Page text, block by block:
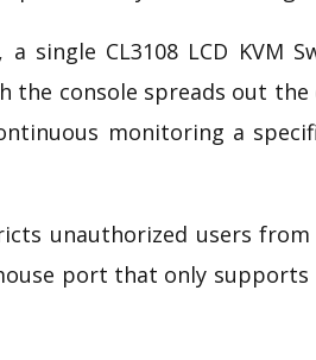
single CL3108 LCD KVM
the console spreads out
monitoring a
unauthorized users
port that only supports